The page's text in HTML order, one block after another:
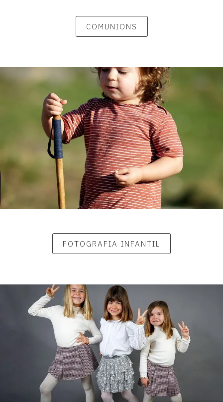
COMUNIONS
FOTOGRAFIA INFANTIL